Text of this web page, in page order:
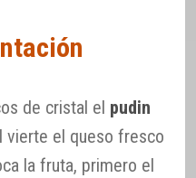
de cristal el pudin
vierte el queso fresco
la fruta, primero el